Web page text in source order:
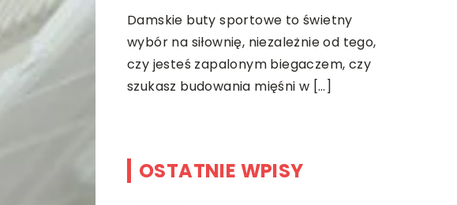
powie od
prawdziwa pasja,
na całe życie.
Damskie buty sportowe to świetny
wybór na siłownię, niezależnie od tego,
czy jesteś zapalonym biegaczem, czy
szukasz budowania mięśni w […]
OSTATNIE WPISY